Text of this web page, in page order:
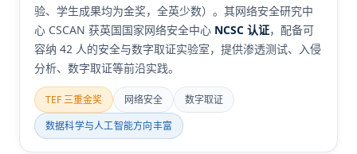
验、学生成果均为金奖，全英少数）。其网络安全研究中
心 CSCAN 获英国国家网络安全中心 NCSC 认证，配备可
容纳 42 人的安全与数字取证实验室，提供渗透测试、入侵
分析、数字取证等前沿实践。
TEF 三重金奖 网络安全
数字取证
数据科学与人工智能方向丰富